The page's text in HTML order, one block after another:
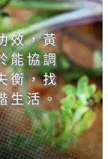
效，黃
能協調
衡，找
生活。